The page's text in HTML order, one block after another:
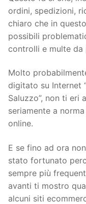
ordini, spedizioni,
chiaro che in
possibili
controlli e multe da
Molto
digitato su Internet
Saluzzo”, non ti eri
seriamente a
online.
E se fino ad ora
stato fortunato
sempre più
avanti ti mostro
alcuni siti